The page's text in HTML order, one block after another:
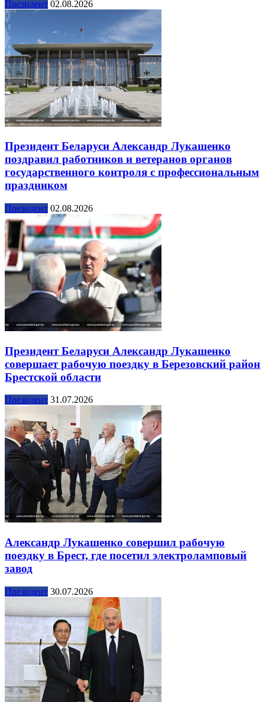
Президент 02.08.2026
Президент Беларуси Александр Лукашенко
поздравил работников и ветеранов органов
государственного контроля с профессиональным
праздником
Президент 02.08.2026
Президент Беларуси Александр Лукашенко
совершает рабочую поездку в Березовский район
Брестской области
Президент 31.07.2026
Александр Лукашенко совершил рабочую
поездку в Брест, где посетил электроламповый
завод
Президент 30.07.2026